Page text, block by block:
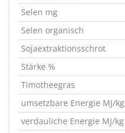
Selen mg
Selen organisch
Sojaextraktionsschrot
Stärke %
Timotheegras
umsetzbare Energie MJ/kg
verdauliche Energie MJ/kg